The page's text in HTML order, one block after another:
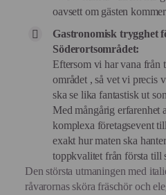
oavsett om gästen
Gastronomisk trygghet
Söderortsområdet:
Eftersom vi har vana från
området , så vet vi precis
ska se lika fantastisk ut
Med mångårig erfarenhet
komplexa företagsevent
exakt hur maten ska
toppkvalitet från första till
Den största utmaningen med
råvarornas sköra fräschör och